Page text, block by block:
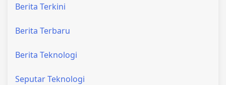
Berita Terkini
Berita Terbaru
Berita Teknologi
Seputar Teknologi